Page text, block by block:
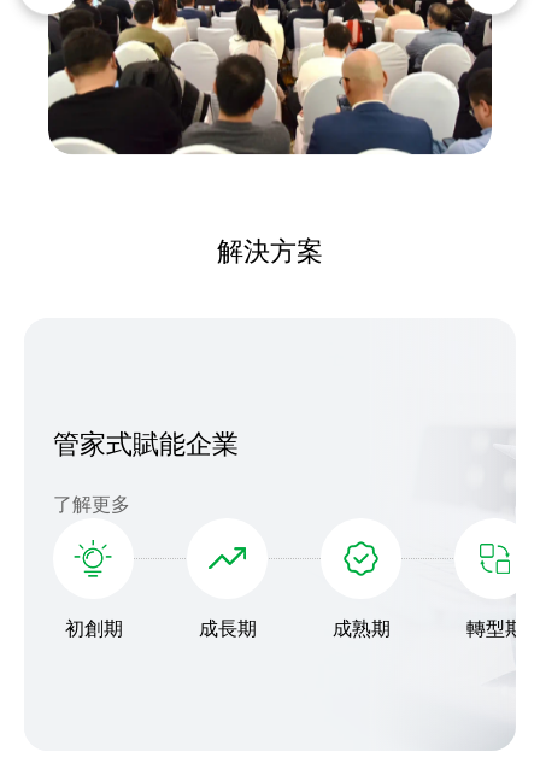
解決方案
管家式賦能企業
了解更多
初創期 成長期 成熟期 轉型期